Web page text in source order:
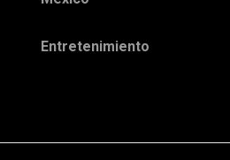
Entretenimiento